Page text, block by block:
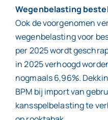
Wegenbelasting
Ook de voorgenomen
wegenbelasting voor
per 2025 wordt
in 2025 verhoogd
nogmaals 6,96%.
BPM bij import van
kansspelbelasting te